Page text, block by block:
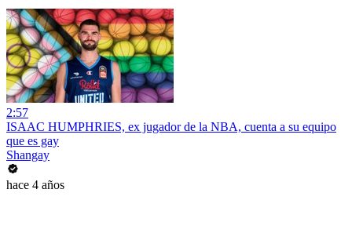
2:57
ISAAC HUMPHRIES, ex jugador de la NBA, cuenta a su equipo
que es gay
Shangay
hace 4 años